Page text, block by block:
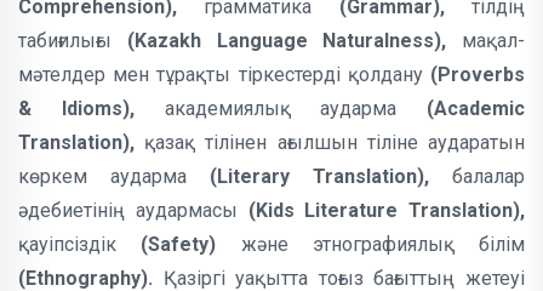
Comprehension), грамматика (Grammar),тілдің
табиғилығы (Kazakh Language Naturalness), мақал-
мәтелдер мен тұрақты тіркестерді қолдану (Proverbs
& Idioms),академиялық аударма (Academic
Translation), қазақ тілінен ағылшын тіліне аударатын
көркем аударма (Literary Translation), балалар
әдебиетінің аудармасы (Kids Literature Translation),
қауіпсіздік (Safety) және этнографиялық білім
(Ethnography). Қазіргі уақытта тоғыз бағыттың жетеуі